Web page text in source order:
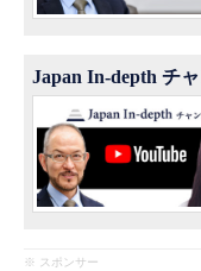
Japan In-depth チ
※ スポンサー